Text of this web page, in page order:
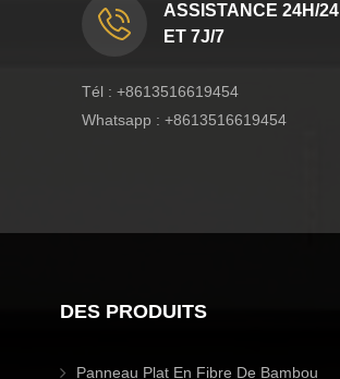
ASSISTANCE 24H/24
ET 7J/7
Tél : +8613516619454
Whatsapp : +8613516619454
DES PRODUITS
Panneau Plat En Fibre De Bambou